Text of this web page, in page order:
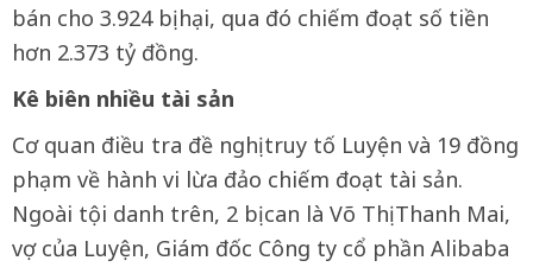
bán cho 3.924 bị hại, qua đó chiếm đoạt số tiền
hơn 2.373 tỷ đồng.
Kê biên nhiều tài sản
Cơ quan điều tra đề nghị truy tố Luyện và 19 đồng
phạm về hành vi lừa đảo chiếm đoạt tài sản.
Ngoài tội danh trên, 2 bị can là Võ Thị Thanh Mai,
vợ của Luyện, Giám đốc Công ty cổ phần Alibaba